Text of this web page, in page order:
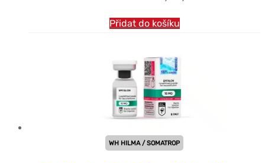
Přidat do košíku
WH HILMA / SOMATROP